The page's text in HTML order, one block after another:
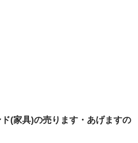
(家具)の売ります・あげますの